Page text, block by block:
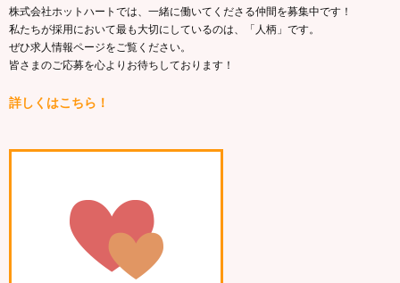
株式会社ホットハートでは、一緒に働いてくださる仲間を募集中です！
私たちが採用において最も大切にしているのは、「人柄」です。
ぜひ求人情報ページをご覧ください。
皆さまのご応募を心よりお待ちしております！
詳しくはこちら！